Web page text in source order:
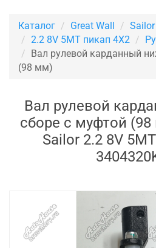
Каталог Great Wall
Sailor
2.2 8V 5MT пикап 4X2
Вал рулевой карданный
(98 мм)
Вал рулевой
сборе с муфтой (98
Sailor 2.2 8V